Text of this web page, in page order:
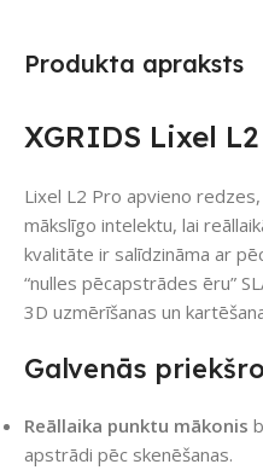
Produkta apraksts
XGRIDS Lixel
Lixel L2 Pro apvieno
mākslīgo intelektu, lai
kvalitāte ir salīdzināma ar
“nulles pēcapstrādes ēru”
3D uzmērīšanas un
Galvenās
Reāllaika punktu mākonis
apstrādi pēc skenēšanas.